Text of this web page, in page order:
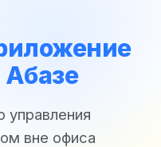
управления
вне офиса